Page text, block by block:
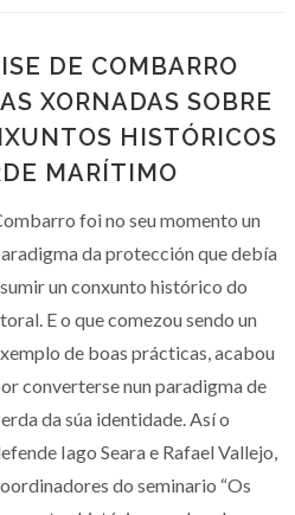
DE COMBARRO
XORNADAS SOBRE
HISTÓRICOS
MARÍTIMO
foi no seu momento un
da protección que debía
un conxunto histórico do
E o que comezou sendo un
de boas prácticas, acabou
converterse nun paradigma de
da súa identidade. Así o
Iago Seara e Rafael Vallejo,
do seminario “Os